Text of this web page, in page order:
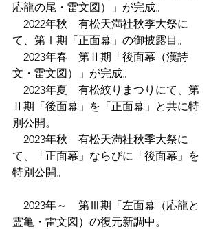
応龍の尾・雷文図）」が完成。
2022年秋　有松天満社秋季大祭に
て、第Ⅰ期「正面幕」の御披露目。
2023年春　第Ⅱ期「後面幕（漢詩
文・雷文図）」が完成。
2023年夏　有松絞りまつりにて、第
Ⅱ期「後面幕」を「正面幕」と共に特
別公開。
2023年秋　有松天満社秋季大祭に
て、「正面幕」ならびに「後面幕」を
特別公開。
2023年～　第Ⅲ期「左面幕（応龍と
霊亀・雷文図）の復元新調中。